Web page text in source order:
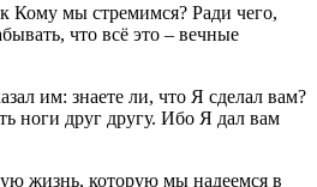
Кому мы стремимся? Ради чего,
что всё это – вечные
им: знаете ли, что Я сделал вам?
ноги друг другу. Ибо Я дал вам
жизнь, которую мы надеемся в